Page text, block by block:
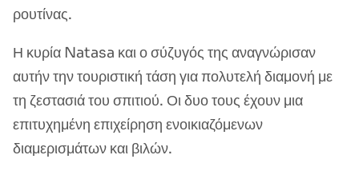
ρουτίνας.
Η κυρία Natasa και ο σύζυγός της αναγνώρισαν
αυτήν την τουριστική τάση για πολυτελή διαμονή με
τη ζεστασιά του σπιτιού. Οι δυο τους έχουν μια
επιτυχημένη επιχείρηση ενοικιαζόμενων
διαμερισμάτων και βιλών.